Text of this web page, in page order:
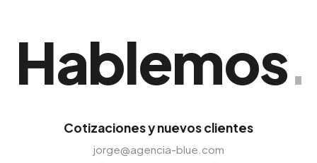
Hablemos.
Cotizaciones y nuevos clientes
jorge@agencia-blue.com